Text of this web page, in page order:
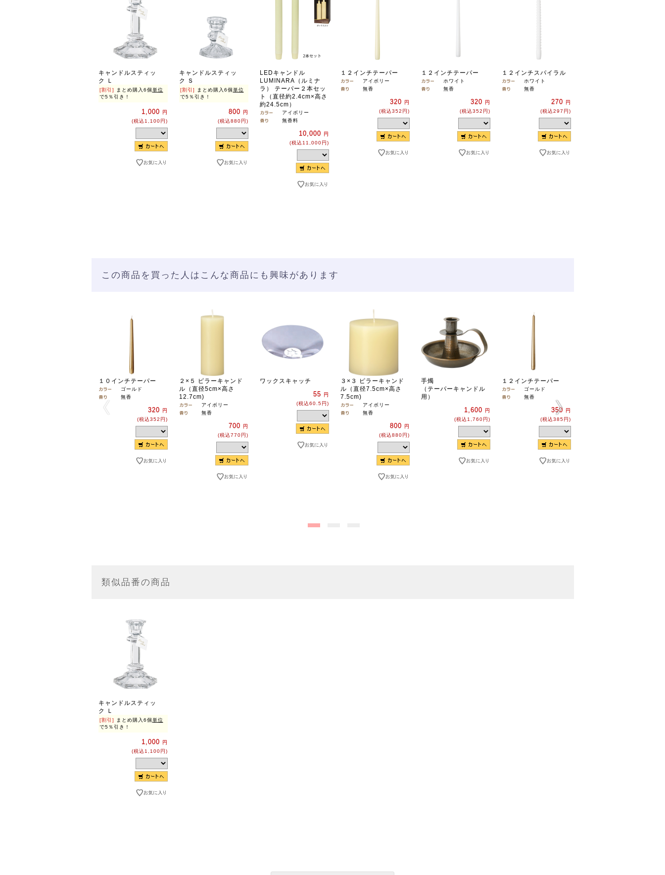
キャンドルスティッ
ク Ｌ
[割引] まとめ購入6個 単位
で5％引き！
1,000
円
(税込1,100円)
キャンドルスティッ
ク Ｓ
[割引] まとめ購入6個 単位
で5％引き！
800
円
(税込880円)
LEDキャンドル
LUMINARA（ルミナ
ラ） テーパー２本セッ
ト（直径約2.4cm×高さ
約24.5cm）
アイボリー
無香料
10,000
円
(税込11,000円)
１２インチテーパー
アイボリー
無香
320
円
(税込352円)
１２インチテーパー
ホワイト
無香
320
円
(税込352円)
１２インチスパイラル
ホワイト
無香
270
円
(税込297円)
この商品を買った人はこんな商品にも興味があります
１０インチテーパー
ゴールド
無香
320
円
(税込352円)
２×５ ピラーキャンド
ル（直径5cm×高さ
12.7cm)
アイボリー
無香
700
円
(税込770円)
ワックスキャッチ
55
円
(税込60.5円)
３×３ ピラーキャンド
ル（直径7.5cm×高さ
7.5cm)
アイボリー
無香
800
円
(税込880円)
手燭
（テーパーキャンドル
用）
1,600
円
(税込1,760円)
１２インチテーパー
ゴールド
無香
350
円
(税込385円)
類似品番の商品
キャンドルスティッ
ク Ｌ
[割引] まとめ購入6個 単位
で5％引き！
1,000
円
(税込1,100円)